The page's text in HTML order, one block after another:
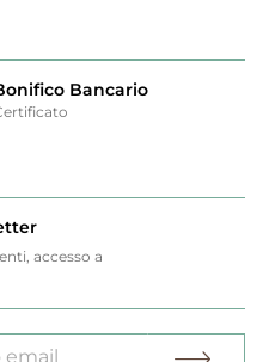
Bancario
accesso a